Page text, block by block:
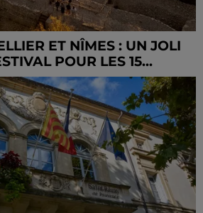
ET NÎMES : UN JOLI
POUR LES 15...